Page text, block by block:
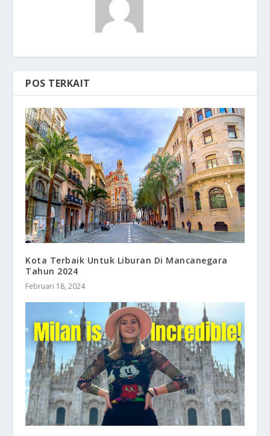
POS TERKAIT
Kota Terbaik Untuk Liburan Di Mancanegara
Tahun 2024
Februari 18, 2024